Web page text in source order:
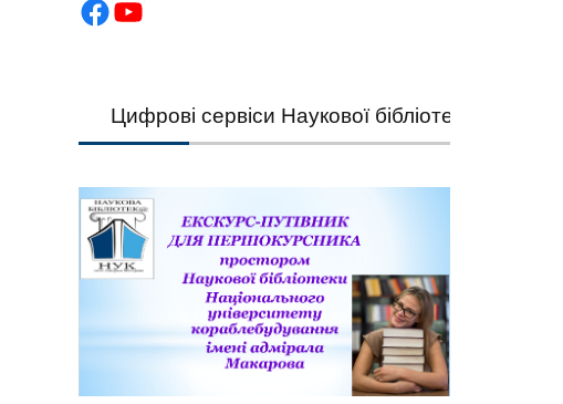
Facebook YouTube
Цифрові сервіси Наукової бібліотеки НУК —